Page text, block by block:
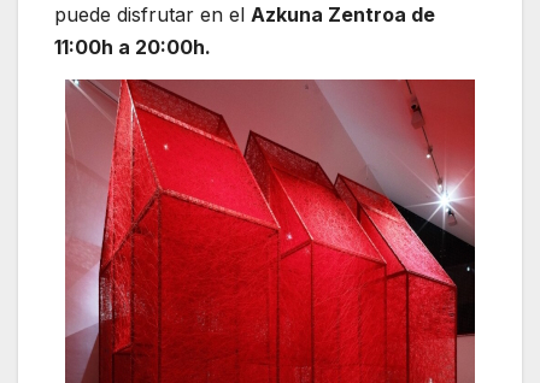
puede disfrutar en el Azkuna Zentroa de
11:00h a 20:00h.